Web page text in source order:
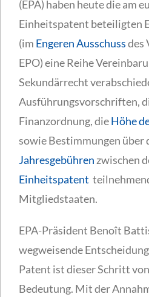
(EPA) haben heute die am
Einheitspatent beteiligten
(im Engeren Ausschussdes
EPO) eine Reihe
Sekundärrecht
Ausführungsvorschriften,
Finanzordnung, dieHöhe
sowie Bestimmungen über
Jahresgebühren zwischen
Einheitspatent
Mitgliedstaaten.
EPA-Präsident Benoît
wegweisende
Patent ist dieser Schritt
Bedeutung. Mit der